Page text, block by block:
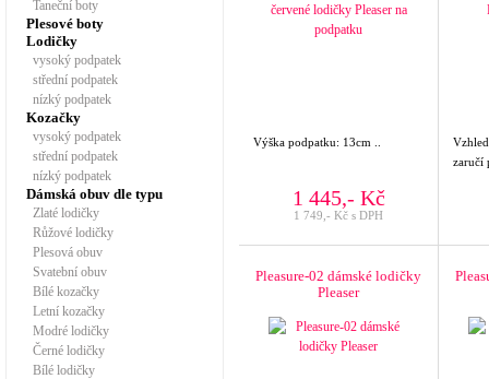
Taneční boty
Plesové boty
Lodičky
vysoký podpatek
střední podpatek
nízký podpatek
Kozačky
vysoký podpatek
střední podpatek
nízký podpatek
Dámská obuv dle typu
Zlaté lodičky
Růžové lodičky
Plesová obuv
Svatební obuv
Bílé kozačky
Letní kozačky
Modré lodičky
Černé lodičky
Bílé lodičky
Výška podpatku: 13cm ..
1 445,- Kč
1 749,- Kč s DPH
zaručí
Pleasure-02 dámské lodičky
Pleaser